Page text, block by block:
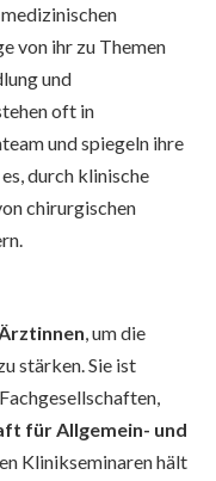
von ihr zu Themen
und
oft in
und spiegeln ihre
durch klinische
chirurgischen
, um die
stärken. Sie ist
für Allgemein- und
Klinikseminaren hält